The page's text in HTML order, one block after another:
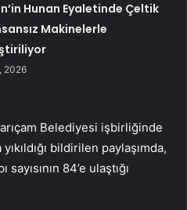
Hunan Eyaletinde Çeltik
Makinelerle
2026
Belediyesi işbirliğinde
bildirilen paylaşımda,
sayısının 84’e ulaştığı